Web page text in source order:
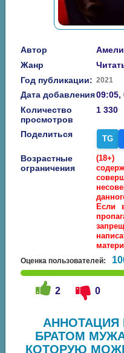
Автор
Жанр
Год публикации: 2021
Дата добавления09:05,
Количество
просмотров
1 330
Поделиться TG
Возрастные
ограничения
Если
Оценка пользователей:
2 0
АННОТАЦИЯ
БРАТОМ
КОТОРУЮ